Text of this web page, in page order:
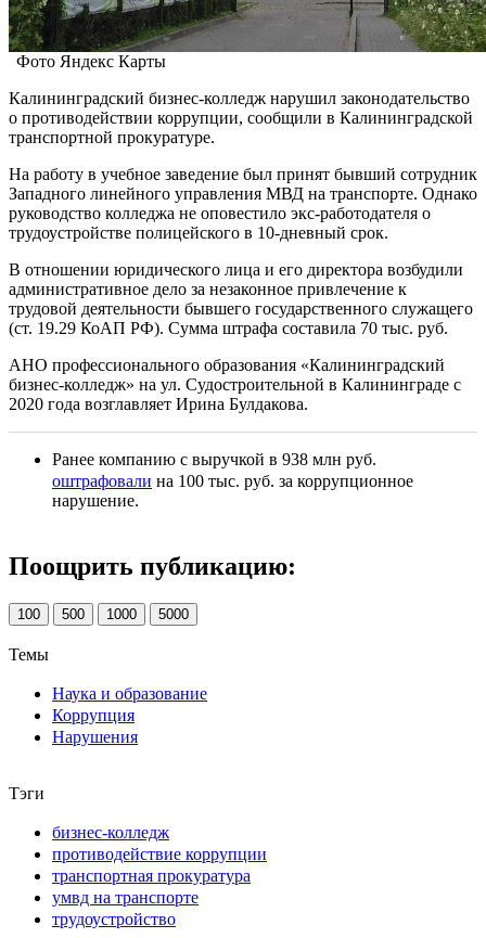
Фото Яндекс Карты
Калининградский бизнес-колледж нарушил законодательство
о противодействии коррупции, сообщили в Калининградской
транспортной прокуратуре.
На работу в учебное заведение был принят бывший сотрудник
Западного линейного управления МВД на транспорте. Однако
руководство колледжа не оповестило экс-работодателя о
трудоустройстве полицейского в 10-дневный срок.
В отношении юридического лица и его директора возбудили
административное дело за незаконное привлечение к
трудовой деятельности бывшего государственного служащего
(ст. 19.29 КоАП РФ). Сумма штрафа составила 70 тыс. руб.
АНО профессионального образования «Калининградский
бизнес-колледж» на ул. Судостроительной в Калининграде с
2020 года возглавляет Ирина Булдакова.
Ранее компанию с выручкой в 938 млн руб.
оштрафовали на 100 тыс. руб. за коррупционное
нарушение.
Поощрить публикацию:
100 500 1000 5000
Темы
Наука и образование
Коррупция
Нарушения
Тэги
бизнес-колледж
противодействие коррупции
транспортная прокуратура
умвд на транспорте
трудоустройство